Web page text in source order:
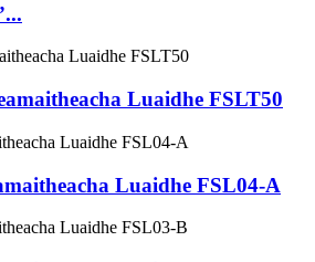
Luaidhe FSLT50
Luaidhe FSL04-A